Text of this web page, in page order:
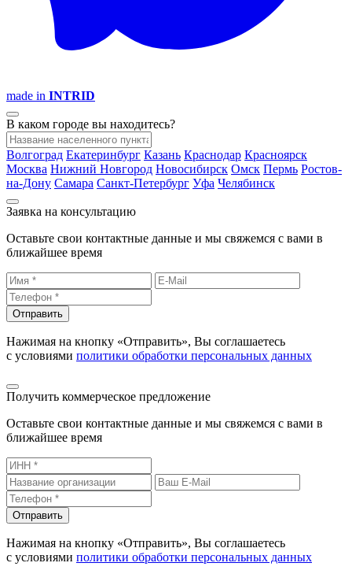
made in INTRID
В каком городе вы находитесь?
Волгоград Екатеринбург Казань Краснодар Красноярск
Москва Нижний Новгород Новосибирск Омск Пермь Ростов-
на-Дону Самара Санкт-Петербург Уфа Челябинск
Заявка на консультацию
Оставьте свои контактные данные и мы свяжемся с вами в
ближайшее время
Отправить
Нажимая на кнопку «Отправить», Вы соглашаетесь
с условиями политики обработки персональных данных
Получить коммерческое предложение
Оставьте свои контактные данные и мы свяжемся с вами в
ближайшее время
Отправить
Нажимая на кнопку «Отправить», Вы соглашаетесь
с условиями политики обработки персональных данных